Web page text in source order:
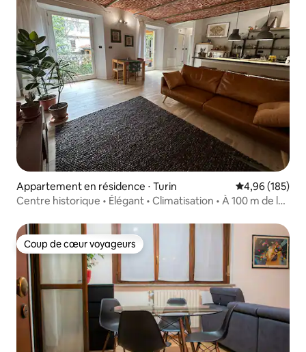
Appartement en résidence ⋅ Turin Évaluation
4,96 (185)
Centre historique • Élégant • Climatisation • À 100 m de la
Coup de cœur voyageurs
Coup de cœur voyageurs